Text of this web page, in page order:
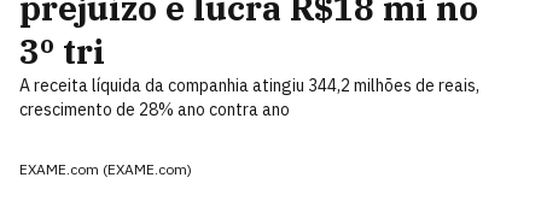
3º tri
A receita líquida da companhia atingiu 344,2 milhões de reais,
crescimento de 28% ano contra ano
EXAME.com (EXAME.com)